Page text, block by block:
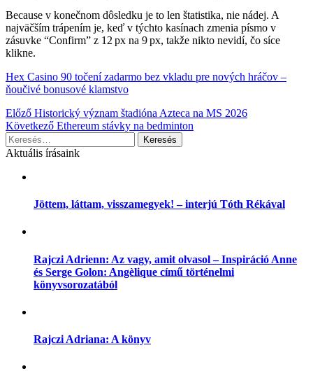
Because v konečnom dôsledku je to len štatistika, nie nádej. A
najväčším trápením je, keď v týchto kasínach zmenia písmo v
zásuvke “Confirm” z 12 px na 9 px, takže nikto nevidí, čo síce
klikne.
Hex Casino 90 točení zadarmo bez vkladu pre nových hráčov –
ňoučivé bonusové klamstvo
Bejegyzés
navigáció
Előző Historický význam štadióna Azteca na MS 2026
Következő Ethereum stávky na bedminton
Keresés:
Aktuális írásaink
Jöttem, láttam, visszamegyek! – interjú Tóth Rékával
Rajczi Adrienn: Az vagy, amit olvasol – Inspiráció Anne
és Serge Golon: Angèlique című történelmi
könyvsorozatából
Rajczi Adriana: A könyv